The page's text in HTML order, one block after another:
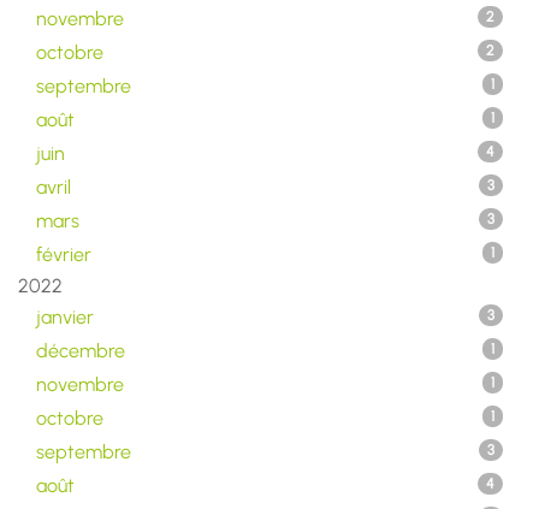
novembre
2
octobre 2
septembre 1
août 1
juin 4
avril 3
mars 3
février 1
2022
janvier
3
décembre 1
novembre 1
octobre 1
septembre 3
août 4